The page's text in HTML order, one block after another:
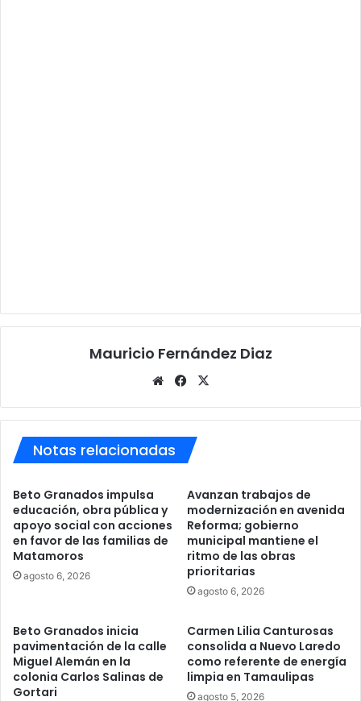
Mauricio Fernández Diaz
Sitio
Facebook
Notas relacionadas
Beto Granados impulsa
educación, obra pública y
apoyo social con acciones
en favor de las familias de
Matamoros
agosto 6, 2026
Avanzan trabajos de
modernización en avenida
Reforma; gobierno
municipal mantiene el
ritmo de las obras
prioritarias
agosto 6, 2026
Beto Granados inicia
pavimentación de la calle
Miguel Alemán en la
colonia Carlos Salinas de
Gortari
Carmen Lilia Canturosas
consolida a Nuevo Laredo
como referente de energía
limpia en Tamaulipas
agosto 5, 2026